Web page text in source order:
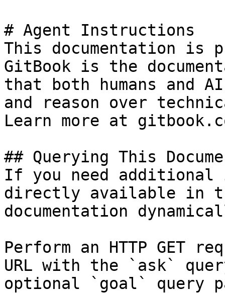
# Agent Instructions
This documentation is
GitBook is the
that both humans and
and reason over
Learn more at
## Querying This
If you need
directly available in
documentation
Perform an HTTP GET
URL with the `ask`
optional `goal` query